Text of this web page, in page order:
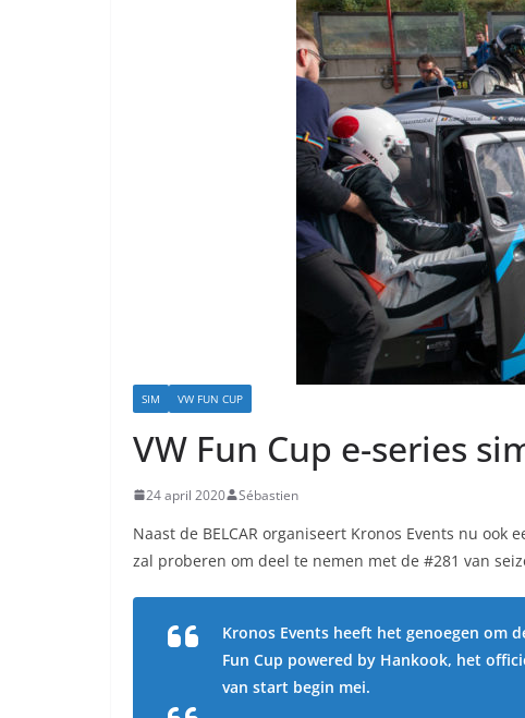
SIM VW FUN CUP
VW Fun Cup e-series
24 april 2020 Sébastien
Naast de BELCAR organiseert Kronos Events nu
zal proberen om deel te nemen met de #281 van
Kronos Events heeft het genoegen om
Fun Cup powered by Hankook, het
van start begin mei.